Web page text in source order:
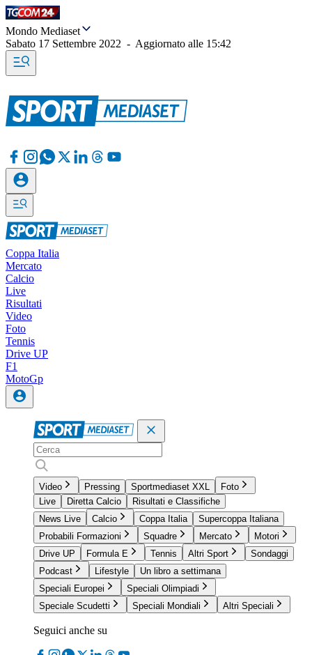
Mondo Mediaset
Sabato 17 Settembre 2022 - Aggiornato alle 15:42
Coppa Italia
Mercato
Calcio
Live
Risultati
Video
Foto
Tennis
Drive UP
F1
MotoGp
Video Pressing Sportmediaset XXL
Foto
Live
Diretta Calcio
Risultati e Classifiche
News Live
Calcio Coppa Italia
Supercoppa Italiana
Probabili Formazioni
Squadre Mercato
Motori
Drive UP
Formula E Tennis Altri Sport
Sondaggi
Podcast
Lifestyle
Un libro a settimana
Speciali Europei
Speciali Olimpiadi
Speciale Scudetti
Speciali Mondiali Altri Speciali
Seguici anche su